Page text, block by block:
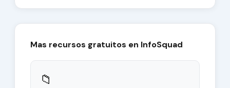
Mas recursos gratuitos en InfoSquad
📁